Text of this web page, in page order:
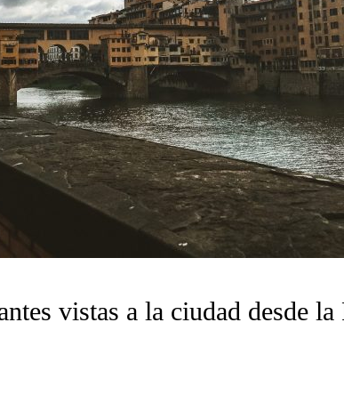
vistas a la ciudad desde la